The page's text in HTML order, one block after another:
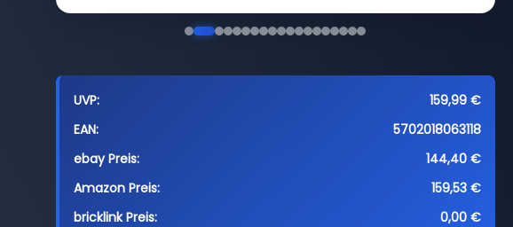
UVP:
159,99 €
EAN:
5702018063118
ebay Preis:
144,40 €
Amazon Preis:
159,53 €
bricklink Preis:
0,00 €